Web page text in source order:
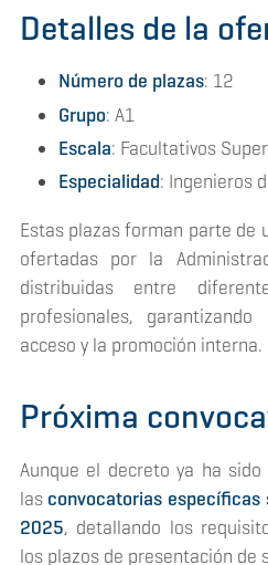
Detalles de la
Número de plazas: 12
Grupo: A1
Escala: Facultativos
Especialidad: Ingenieros
Estas plazas forman parte de
ofertadas por la
distribuidas entre
profesionales,
acceso y la promoción interna.
Próxima
Aunque el decreto ya ha
las convocatorias específicas
2025, detallando los
los plazos de presentación de